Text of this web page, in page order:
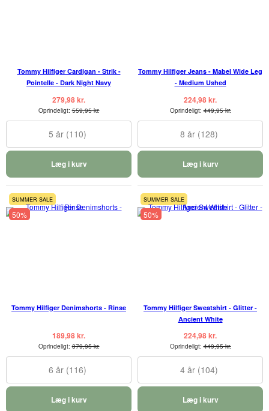
Tommy Hilfiger Cardigan - Strik -
Pointelle - Dark Night Navy
279,98 kr.
Oprindeligt:559,95 kr.
5 år (110)
Læg i kurv
Tommy Hilfiger Jeans - Mabel Wide Leg
- Medium Ushed
224,98 kr.
Oprindeligt:449,95 kr.
8 år (128)
Læg i kurv
SUMMER SALE
50%
Tommy Hilfiger Denimshorts - Rinse
189,98 kr.
Oprindeligt:379,95 kr.
6 år (116)
Læg i kurv
SUMMER SALE
50%
Tommy Hilfiger Sweatshirt - Glitter -
Ancient White
224,98 kr.
Oprindeligt:449,95 kr.
4 år (104)
Læg i kurv